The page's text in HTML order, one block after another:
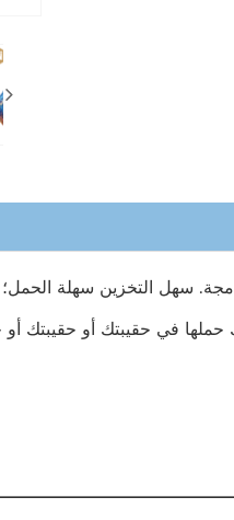
سهل التخزين سهلة الحمل؛
حملها في حقيبتك أو حقيبتك